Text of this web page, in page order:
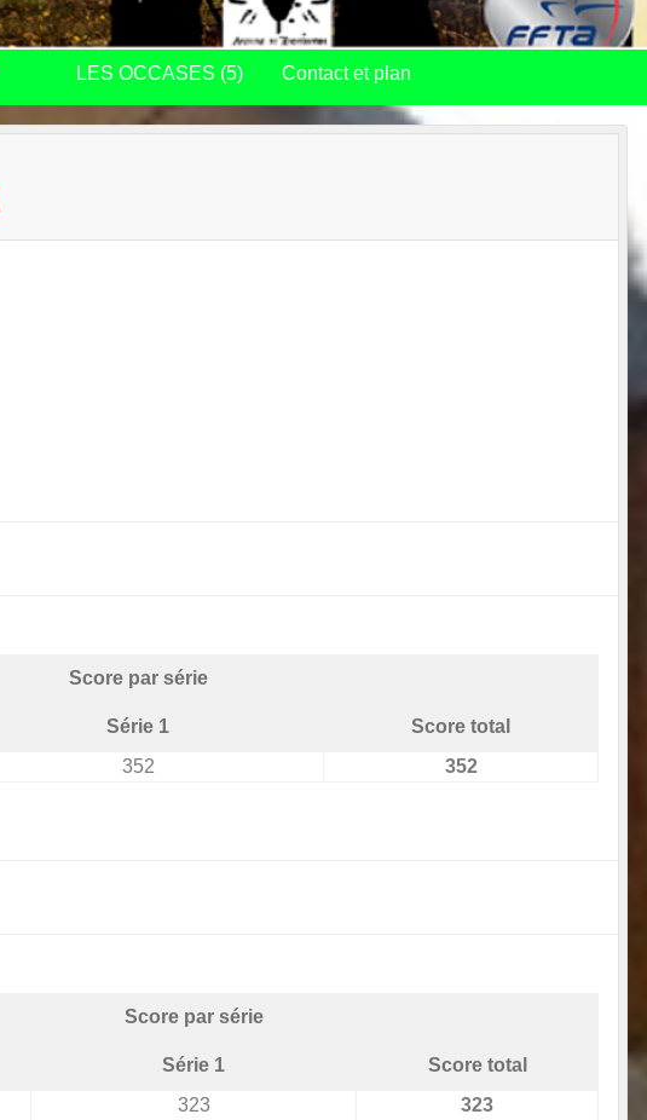
LES OCCASES (5) Contact et plan
Score par série
Série 1
Score total
352 352
Score par série
Série 1
Score total
323 323